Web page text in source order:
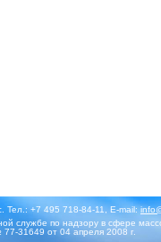
Тел.: +7 495 718-84-11, E-mail:
службе по надзору в сфере
31649 от 04 апреля 2008 г.